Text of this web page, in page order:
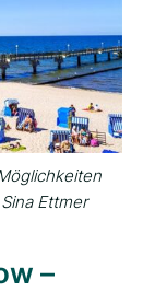
Ettmer
–